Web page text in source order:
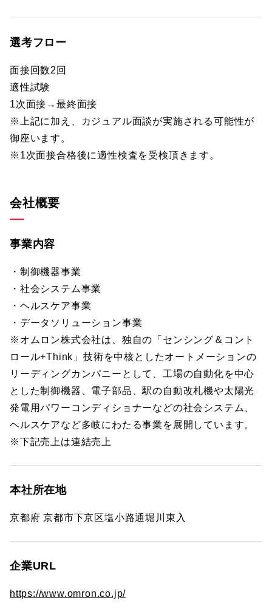
選考フロー
面接回数2回
適性試験
1次面接→最終面接
※上記に加え、カジュアル面談が実施される可能性が
御座います。
※1次面接合格後に適性検査を受検頂きます。
会社概要
事業内容
・制御機器事業
・社会システム事業
・ヘルスケア事業
・データソリューション事業
※オムロン株式会社は、独自の「センシング＆コント
ロール+Think」技術を中核としたオートメーションの
リーディングカンパニーとして、工場の自動化を中心
とした制御機器、電子部品、駅の自動改札機や太陽光
発電用パワーコンディショナーなどの社会システム、
ヘルスケアなど多岐にわたる事業を展開しています。
※下記売上は連結売上
本社所在地
京都府 京都市下京区塩小路通堀川東入
企業URL
https://www.omron.co.jp/